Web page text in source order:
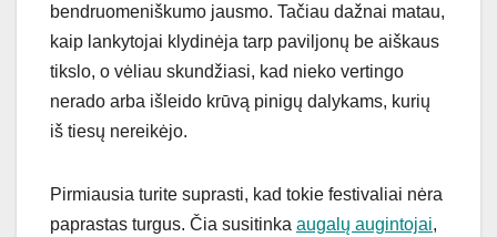
bendruomeniškumo jausmo. Tačiau dažnai matau,
kaip lankytojai klydinėja tarp paviljonų be aiškaus
tikslo, o vėliau skundžiasi, kad nieko vertingo
nerado arba išleido krūvą pinigų dalykams, kurių
iš tiesų nereikėjo.
Pirmiausia turite suprasti, kad tokie festivaliai nėra
paprastas turgus. Čia susitinka augalų augintojai,